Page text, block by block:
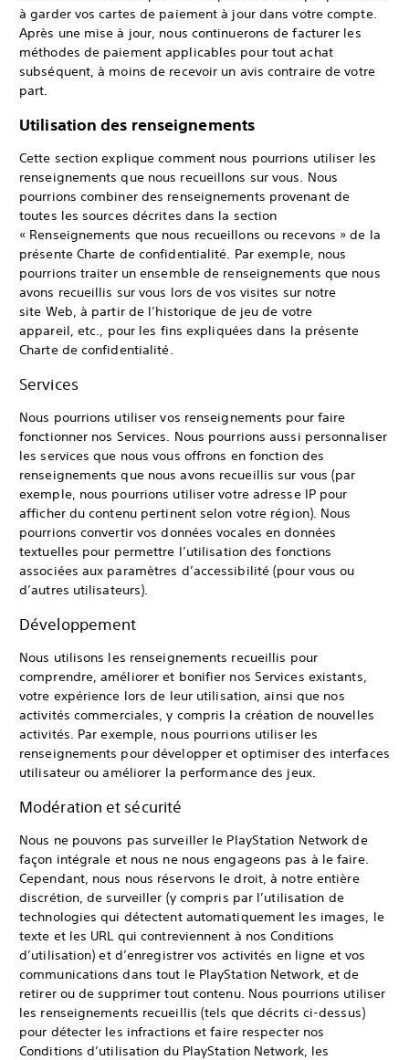
à garder vos cartes de paiement à jour dans votre compte.
Après une mise à jour, nous continuerons de facturer les
méthodes de paiement applicables pour tout achat
subséquent, à moins de recevoir un avis contraire de votre
part.
Utilisation des renseignements
Cette section explique comment nous pourrions utiliser les
renseignements que nous recueillons sur vous. Nous
pourrions combiner des renseignements provenant de
toutes les sources décrites dans la section
« Renseignements que nous recueillons ou recevons » de la
présente Charte de confidentialité. Par exemple, nous
pourrions traiter un ensemble de renseignements que nous
avons recueillis sur vous lors de vos visites sur notre
site Web, à partir de l’historique de jeu de votre
appareil, etc., pour les fins expliquées dans la présente
Charte de confidentialité.
Services
Nous pourrions utiliser vos renseignements pour faire
fonctionner nos Services. Nous pourrions aussi personnaliser
les services que nous vous offrons en fonction des
renseignements que nous avons recueillis sur vous (par
exemple, nous pourrions utiliser votre adresse IP pour
afficher du contenu pertinent selon votre région). Nous
pourrions convertir vos données vocales en données
textuelles pour permettre l’utilisation des fonctions
associées aux paramètres d’accessibilité (pour vous ou
d’autres utilisateurs).
Développement
Nous utilisons les renseignements recueillis pour
comprendre, améliorer et bonifier nos Services existants,
votre expérience lors de leur utilisation, ainsi que nos
activités commerciales, y compris la création de nouvelles
activités. Par exemple, nous pourrions utiliser les
renseignements pour développer et optimiser des interfaces
utilisateur ou améliorer la performance des jeux.
Modération et sécurité
Nous ne pouvons pas surveiller le PlayStation Network de
façon intégrale et nous ne nous engageons pas à le faire.
Cependant, nous nous réservons le droit, à notre entière
discrétion, de surveiller (y compris par l’utilisation de
technologies qui détectent automatiquement les images, le
texte et les URL qui contreviennent à nos Conditions
d’utilisation) et d’enregistrer vos activités en ligne et vos
communications dans tout le PlayStation Network, et de
retirer ou de supprimer tout contenu. Nous pourrions utiliser
les renseignements recueillis (tels que décrits ci-dessus)
pour détecter les infractions et faire respecter nos
Conditions d’utilisation du PlayStation Network, les